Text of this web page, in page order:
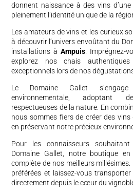
donnent naissance à des vins
pleinement l’identité unique de la
Les amateurs de vins et les curieux
à découvrir l’univers envoûtant du
installations à Ampuis. Imprégnez-
explorez nos chais
exceptionnels lors de nos
Le Domaine Gallet
environnementale, adoptant
respectueuses de la nature. En
nous sommes fiers de créer des
en préservant notre précieux
Pour les connaisseurs souhaitant
Domaine Gallet, notre boutique
complète de nos meilleurs
préférées et laissez-vous
directement depuis le cœur du